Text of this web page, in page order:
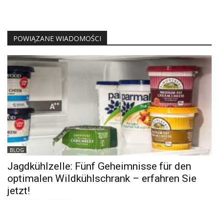
POWIĄZANE WIADOMOŚCI
BLOG
Jagdkühlzelle: Fünf Geheimnisse für den
optimalen Wildkühlschrank – erfahren Sie
jetzt!